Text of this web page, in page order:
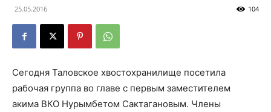
25.05.2016 104
Сегодня Таловское хвостохранилище посетила
рабочая группа во главе с первым заместителем
акима ВКО Нурымбетом Сактагановым. Члены